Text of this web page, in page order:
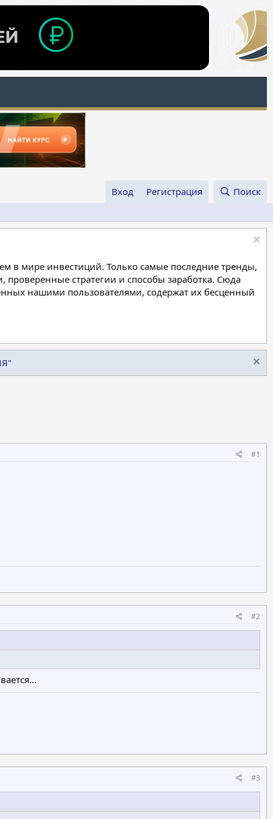
Вход Регистрация Поиск
в мире инвестиций. Только самые последние тренды,
стратегии и способы заработка. Сюда
нашими пользователями, содержат их бесценный
#1
#2
#3